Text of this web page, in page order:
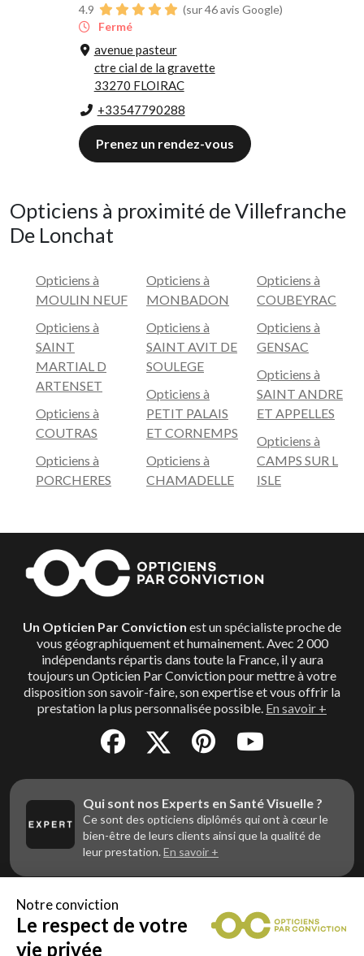
4.9
(sur 46 avis Google)
Fermé
avenue pasteur
ctre cial de la gravette
33270 FLOIRAC
+33547790288
Prenez un rendez-vous
Opticiens à proximité de Villefranche
De Lonchat
Opticiens à
MOULIN NEUF
Opticiens à
SAINT
MARTIAL D
ARTENSET
Opticiens à
COUTRAS
Opticiens à
PORCHERES
Opticiens à
MONBADON
Opticiens à
SAINT AVIT DE
SOULEGE
Opticiens à
PETIT PALAIS
ET CORNEMPS
Opticiens à
CHAMADELLE
Opticiens à
COUBEYRAC
Opticiens à
GENSAC
Opticiens à
SAINT ANDRE
ET APPELLES
Opticiens à
CAMPS SUR L
ISLE
Un Opticien Par Conviction est un spécialiste proche de
vous géographiquement et humainement. Avec 2 000
indépendants répartis dans toute la France, il y aura
toujours un Opticien Par Conviction pour mettre à votre
disposition son savoir-faire, son expertise et vous offrir la
prestation la plus personnalisée possible. En savoir +
Qui sont nos Experts en Santé Visuelle ?
Ce sont des opticiens diplômés qui ont à cœur le
bien-être de leurs clients ainsi que la qualité de
leur prestation. En savoir +
Vous êtes un professionnel de la vue et
vous souhaitez nous rejoindre ?
Notre conviction
Le respect de votre
vie privée